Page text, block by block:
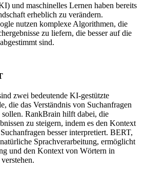
und maschinelles Lernen haben bereits
erheblich zu verändern.
nutzen komplexe Algorithmen, die
zu liefern, die besser auf die
sind.
zwei bedeutende KI-gestützte
die das Verständnis von Suchanfragen
sollen. RankBrain hilft dabei, die
zu steigern, indem es den Kontext
besser interpretiert. BERT,
Sprachverarbeitung, ermöglicht
und den Kontext von Wörtern in